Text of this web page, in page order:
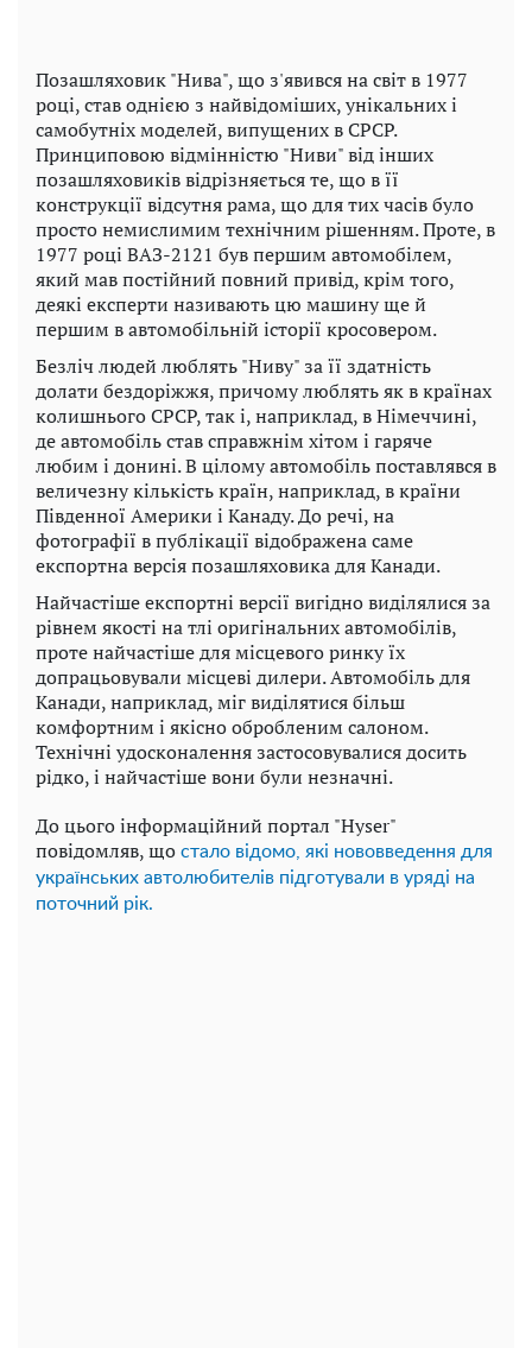
Позашляховик "Нива", що з'явився на світ в 1977
році, став однією з найвідоміших, унікальних і
самобутніх моделей, випущених в СРСР.
Принциповою відмінністю "Ниви" від інших
позашляховиків відрізняється те, що в її
конструкції відсутня рама, що для тих часів було
просто немислимим технічним рішенням. Проте, в
1977 році ВАЗ-2121 був першим автомобілем,
який мав постійний повний привід, крім того,
деякі експерти називають цю машину ще й
першим в автомобільній історії кросовером.
Безліч людей люблять "Ниву" за її здатність
долати бездоріжжя, причому люблять як в країнах
колишнього СРСР, так і, наприклад, в Німеччині,
де автомобіль став справжнім хітом і гаряче
любим і донині. В цілому автомобіль поставлявся в
величезну кількість країн, наприклад, в країни
Південної Америки і Канаду. До речі, на
фотографії в публікації відображена саме
експортна версія позашляховика для Канади.
Найчастіше експортні версії вигідно виділялися за
рівнем якості на тлі оригінальних автомобілів,
проте найчастіше для місцевого ринку їх
допрацьовували місцеві дилери. Автомобіль для
Канади, наприклад, міг виділятися більш
комфортним і якісно обробленим салоном.
Технічні удосконалення застосовувалися досить
рідко, і найчастіше вони були незначні.
До цього інформаційний портал "Hyser"
повідомляв, що стало відомо, які нововведення для
українських автолюбителів підготували в уряді на
поточний рік.